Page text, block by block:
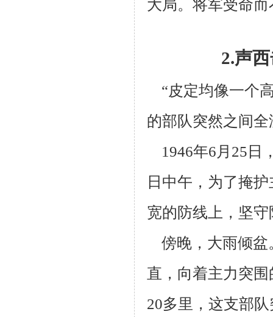
大局。将军受命
2.声
“皮定均像一个
的部队突然之间全
1946年6月25日
日中午，为了掩
宽的防线上，坚守
傍晚，大雨倾盆
直，向着主力突
20多里，这支部